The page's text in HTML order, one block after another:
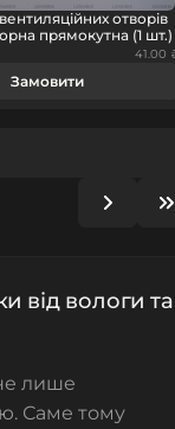
отворів
прямокутна (1 шт.)
41.00
Замовити
від вологи та
лише
Саме тому